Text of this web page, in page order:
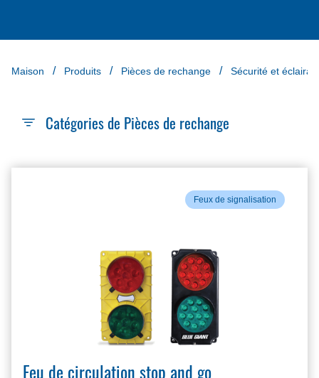
Maison Produits Pièces de rechange Sécurité et
Catégories de Pièces de rechange
Feux de signalisation
Feu de circulation stop and go